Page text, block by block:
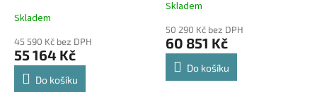
Skladem
45 590 Kč bez DPH
55 164 Kč
Do košíku
Průměrné
produktu
je
5,0
Skladem
50 290 Kč bez DPH
60 851 Kč
Do košíku